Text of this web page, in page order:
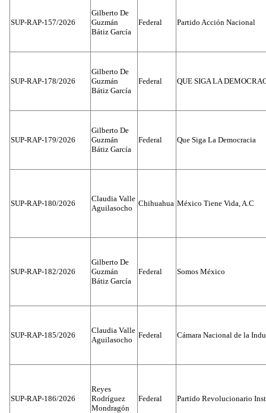
SUP-RAP-157/2026
Gilberto De
Guzmán
Bátiz García
Federal Partido Acción Nacional
SUP-RAP-178/2026
Gilberto De
Guzmán
Bátiz García
Federal QUE SIGA LA
SUP-RAP-179/2026
Gilberto De
Guzmán
Bátiz García
Federal Que Siga La Democracia
SUP-RAP-180/2026
Claudia Valle
Aguilasocho
Chihuahua México Tiene Vida, A.C
SUP-RAP-182/2026
Gilberto De
Guzmán
Bátiz García
Federal Somos México
SUP-RAP-185/2026
Claudia Valle
Aguilasocho
Federal Cámara Nacional de la
SUP-RAP-186/2026
Reyes
Rodríguez
Mondragón
Federal Partido Revolucionario